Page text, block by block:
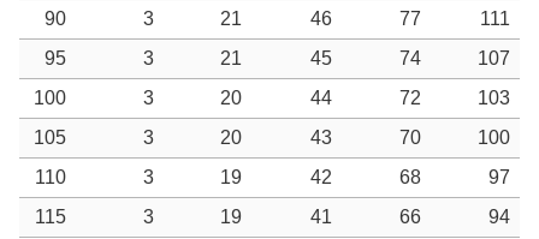
90
3 21 46 77
111
95
3 21 45 74
107
100
3 20 44 72
103
105
3 20 43 70
100
110
3 19 42 68
97
115
3 19 41 66
94